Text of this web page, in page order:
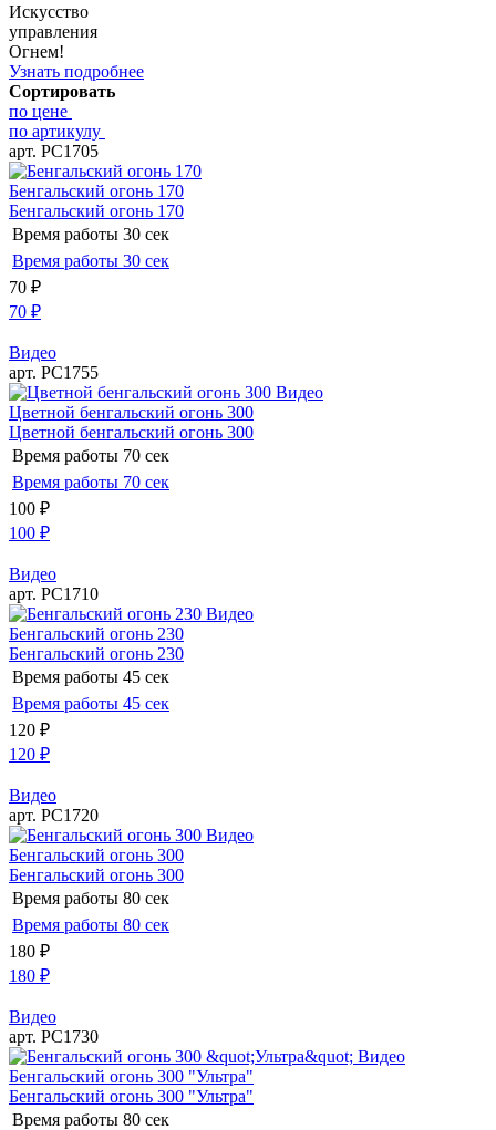
Искусство
управления
Огнем!
Узнать подробнее
Сортировать
по цене
по артикулу
арт. РС1705
Бенгальский огонь 170
Бенгальский огонь 170
Время работы 30 сек
Время работы 30 сек
70 ₽
70 ₽
Видео
арт. РС1755
Видео
Цветной бенгальский огонь 300
Цветной бенгальский огонь 300
Время работы 70 сек
Время работы 70 сек
100 ₽
100 ₽
Видео
арт. РС1710
Видео
Бенгальский огонь 230
Бенгальский огонь 230
Время работы 45 сек
Время работы 45 сек
120 ₽
120 ₽
Видео
арт. РС1720
Видео
Бенгальский огонь 300
Бенгальский огонь 300
Время работы 80 сек
Время работы 80 сек
180 ₽
180 ₽
Видео
арт. РС1730
Видео
Бенгальский огонь 300 "Ультра"
Бенгальский огонь 300 "Ультра"
Время работы 80 сек